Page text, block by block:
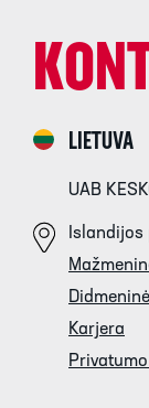
LIETUVA
UAB
Islandijos
Karjera